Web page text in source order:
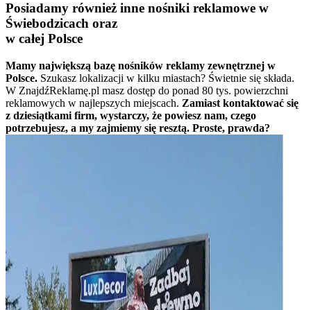
Posiadamy również inne nośniki reklamowe w
Świebodzicach oraz
w całej Polsce
Mamy największą bazę nośników reklamy zewnętrznej w
Polsce. Szukasz lokalizacji w kilku miastach? Świetnie się składa.
W ZnajdźReklamę.pl masz dostęp do ponad 80 tys. powierzchni
reklamowych w najlepszych miejscach. Zamiast kontaktować się
z dziesiątkami firm, wystarczy, że powiesz nam, czego
potrzebujesz, a my zajmiemy się resztą. Proste, prawda?